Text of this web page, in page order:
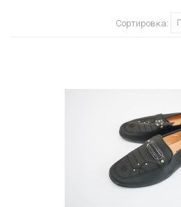
Сортировка: